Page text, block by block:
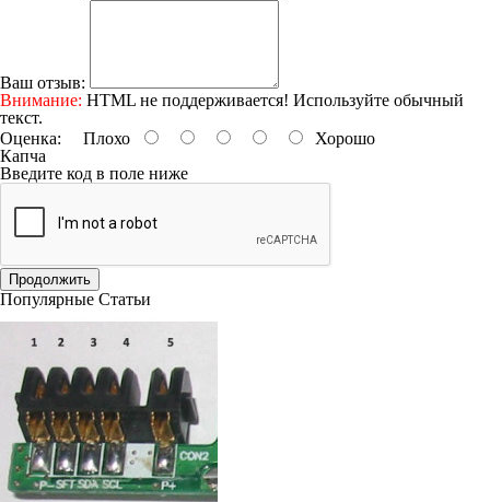
Ваш отзыв:
Внимание: HTML не поддерживается! Используйте обычный
текст.
Оценка: Плохо
Хорошо
Капча
Введите код в поле ниже
Продолжить
Популярные Статьи